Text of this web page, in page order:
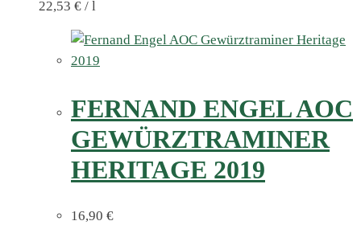
22,53 € / l
FERNAND ENGEL AOC
GEWÜRZTRAMINER
HERITAGE 2019
16,90 €